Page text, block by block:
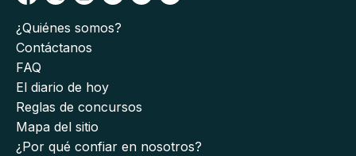
¿Quiénes somos?
Contáctanos
FAQ
El diario de hoy
Reglas de concursos
Mapa del sitio
¿Por qué confiar en nosotros?